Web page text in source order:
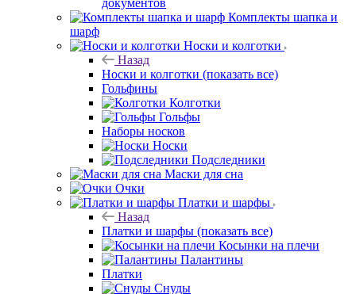
документов
Комплекты шапка и
шарф
Носки и колготки
Назад
Носки и колготки (показать все)
Гольфины
Колготки
Гольфы
Наборы носков
Носки
Подследники
Маски для сна
Очки
Платки и шарфы
Назад
Платки и шарфы (показать все)
Косынки на плечи
Палантины
Платки
Снуды